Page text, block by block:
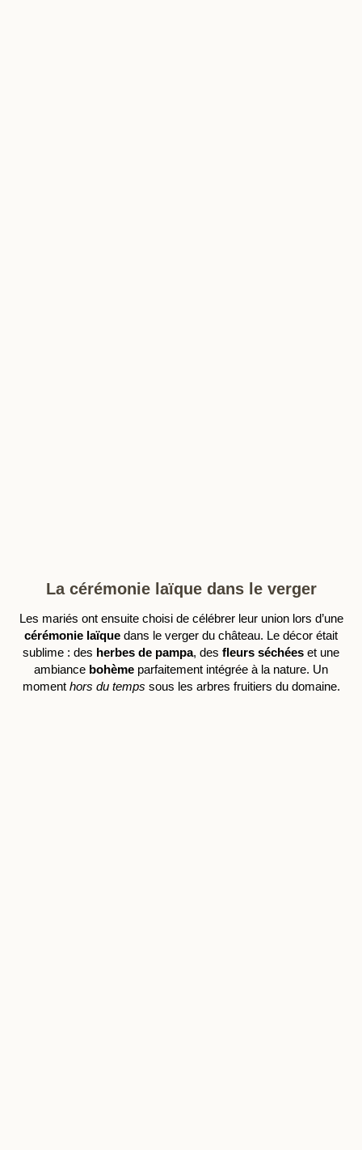
La cérémonie laïque dans le verger
Les mariés ont ensuite choisi de célébrer leur union lors d’une
cérémonie laïque dans le verger du château. Le décor était
sublime : des herbes de pampa, des fleurs séchées et une
ambiance bohème parfaitement intégrée à la nature. Un
moment hors du temps sous les arbres fruitiers du domaine.